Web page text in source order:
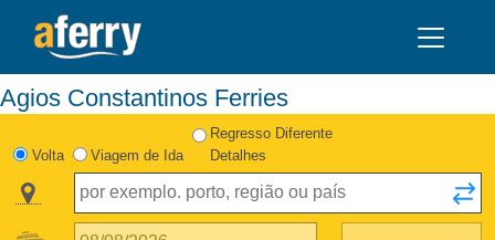
Agios Constantinos Ferries
Volta Viagem de Ida
Regresso Diferente
Detalhes